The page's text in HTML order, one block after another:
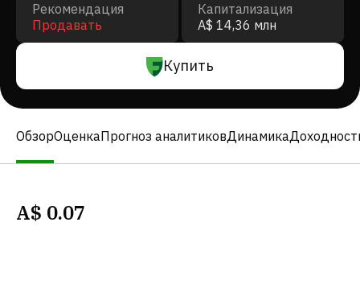
Рекомендация
Продавать
Капитализация
A$ 14,36 млн
Купить
ОбзорОценкаПрогноз аналитиковДинамика
A$ 0.07